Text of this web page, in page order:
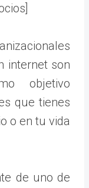
internet son
objetivo
que tienes
o en tu vida
de uno de